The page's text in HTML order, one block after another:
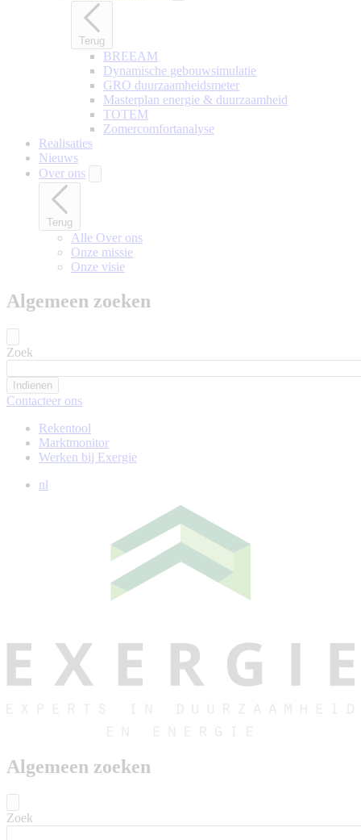
Terug
BREEAM
Dynamische gebouwsimulatie
GRO duurzaamheidsmeter
Masterplan energie & duurzaamheid
TOTEM
Zomercomfortanalyse
Realisaties
Nieuws
Over ons
Terug
Alle Over ons
Onze missie
Onze visie
Algemeen zoeken
Zoek
Contacteer ons
Rekentool
Marktmonitor
Werken bij Exergie
nl
Algemeen zoeken
Zoek